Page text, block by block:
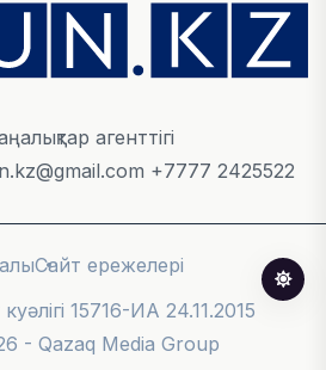
инвестициялық және
14,3 трлн теңгеге жетті
жинақтары 28,09 трлн
агенттігі
+7777 2425522
Сайт ережелері
15716-ИА 24.11.2015
- Qazaq Media Group